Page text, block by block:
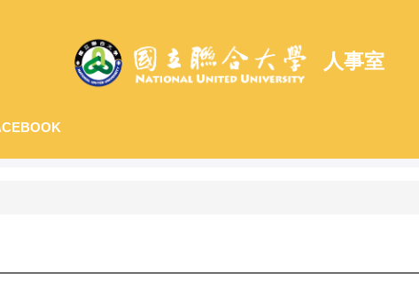
人事室